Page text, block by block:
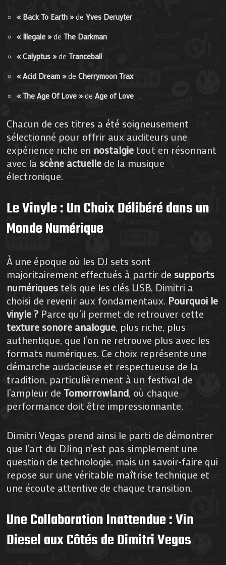
« Back To Earth »deYves Deruyter
« Illegale »deThe Darkman
« Calyptus »deTranceball
« Acid Dream »deCherrymoon Trax
« The Age Of Love »deAge of Love
Chacun de ces titres a été soigneusement
sélectionné pour offrir aux auditeurs une
expérience riche en nostalgie tout en résonnant
avec la scène actuelle de la musique
électronique.
Le Vinyle : Un Choix Délibéré dans un
Monde Numérique
À une époque où les DJ sets sont
majoritairement effectués à partir de supports
numériques tels que les clés USB, Dimitri a
choisi de revenir aux fondamentaux. Pourquoi le
vinyle ? Parce qu’il permet de retrouver cette
texture sonore analogue, plus riche, plus
authentique, que l’on ne retrouve plus avec les
formats numériques. Ce choix représente une
démarche audacieuse et respectueuse de la
tradition, particulièrement à un festival de
l’ampleur de Tomorrowland, où chaque
performance doit être impressionnante.
Dimitri Vegas prend ainsi le parti de démontrer
que l’art du DJing n’est pas simplement une
question de technologie, mais un savoir-faire qui
repose sur une véritable maîtrise technique et
une écoute attentive de chaque transition.
Une Collaboration Inattendue : Vin
Diesel aux Côtés de Dimitri Vegas